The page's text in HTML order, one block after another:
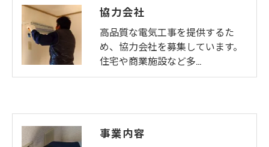
協力会社
高品質な電気工事を提供するた
め、協力会社を募集しています。
住宅や商業施設など多…
事業内容